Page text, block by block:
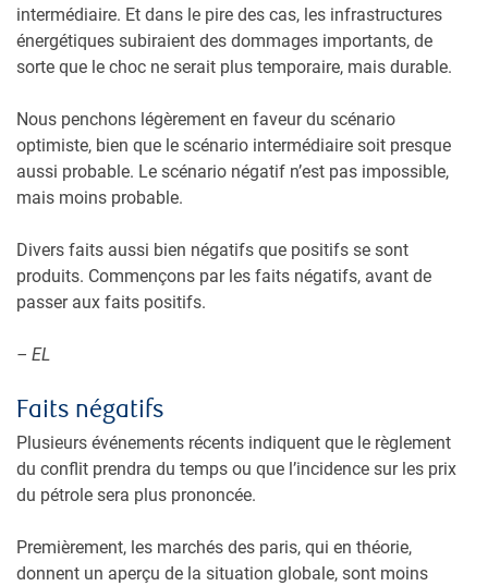
intermédiaire. Et dans le pire des cas, les infrastructures
énergétiques subiraient des dommages importants, de
sorte que le choc ne serait plus temporaire, mais durable.
Nous penchons légèrement en faveur du scénario
optimiste, bien que le scénario intermédiaire soit presque
aussi probable. Le scénario négatif n’est pas impossible,
mais moins probable.
Divers faits aussi bien négatifs que positifs se sont
produits. Commençons par les faits négatifs, avant de
passer aux faits positifs.
– EL
Faits négatifs
Plusieurs événements récents indiquent que le règlement
du conflit prendra du temps ou que l’incidence sur les prix
du pétrole sera plus prononcée.
Premièrement, les marchés des paris, qui en théorie,
donnent un aperçu de la situation globale, sont moins